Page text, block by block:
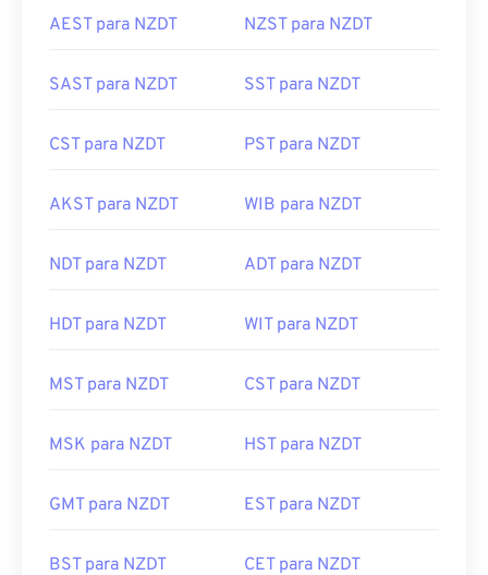
AEST para NZDT NZST para NZDT
SAST para NZDT SST para NZDT
CST para NZDT PST para NZDT
AKST para NZDT WIB para NZDT
NDT para NZDT ADT para NZDT
HDT para NZDT WIT para NZDT
MST para NZDT CST para NZDT
MSK para NZDT HST para NZDT
GMT para NZDT EST para NZDT
BST para NZDT CET para NZDT